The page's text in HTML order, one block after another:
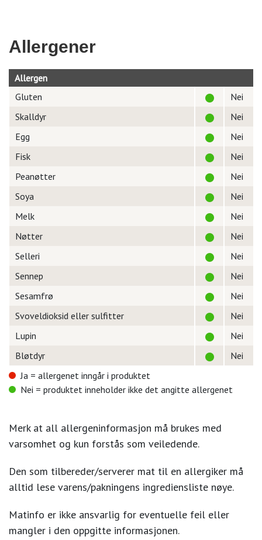
Allergener
Allergen
Gluten
Nei
Skalldyr
Nei
Egg
Nei
Fisk
Nei
Peanøtter
Nei
Soya
Nei
Melk
Nei
Nøtter
Nei
Selleri
Nei
Sennep
Nei
Sesamfrø
Nei
Svoveldioksid eller sulfitter
Nei
Lupin
Nei
Bløtdyr
Nei
Ja = allergenet inngår i produktet
Nei = produktet inneholder ikke det angitte allergenet
Merk at all allergeninformasjon må brukes med
varsomhet og kun forstås som veiledende.
Den som tilbereder/serverer mat til en allergiker må
alltid lese varens/pakningens ingrediensliste nøye.
Matinfo er ikke ansvarlig for eventuelle feil eller
mangler i den oppgitte informasjonen.